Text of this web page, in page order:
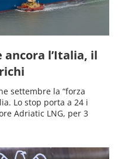
ancora l’Italia, il
settembre la “forza
Lo stop porta a 24 i
Adriatic LNG, per 3